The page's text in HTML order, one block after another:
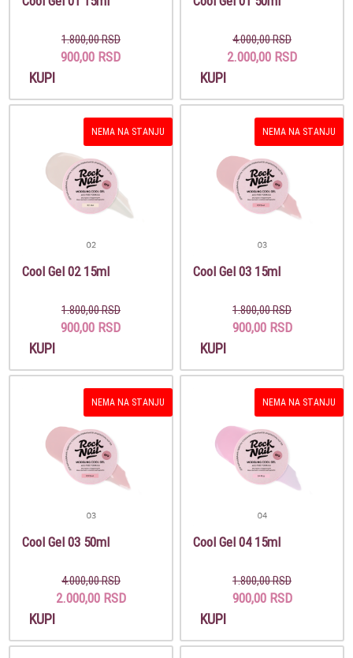
1.800,00 RSD
900,00 RSD
KUPI
4.000,00 RSD
2.000,00 RSD
KUPI
NEMA NA STANJU
Cool Gel 02 15ml
1.800,00 RSD
900,00 RSD
KUPI
NEMA NA STANJU
Cool Gel 03 15ml
1.800,00 RSD
900,00 RSD
KUPI
NEMA NA STANJU
Cool Gel 03 50ml
4.000,00 RSD
2.000,00 RSD
KUPI
NEMA NA STANJU
Cool Gel 04 15ml
1.800,00 RSD
900,00 RSD
KUPI